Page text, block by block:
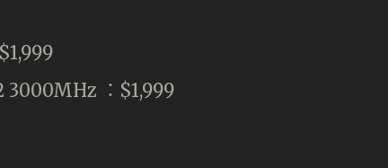
3000MHz ：$1,999